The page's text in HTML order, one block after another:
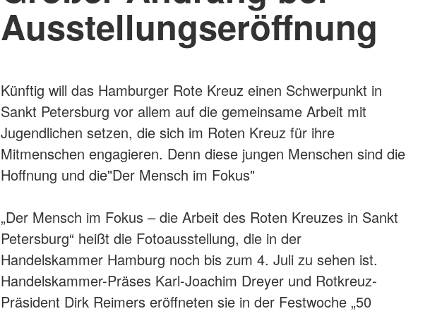
Ausstellungseröffnung
Künftig will das Hamburger Rote Kreuz einen Schwerpunkt in
Sankt Petersburg vor allem auf die gemeinsame Arbeit mit
Jugendlichen setzen, die sich im Roten Kreuz für ihre
Mitmenschen engagieren. Denn diese jungen Menschen sind die
Hoffnung und die"Der Mensch im Fokus"
„Der Mensch im Fokus – die Arbeit des Roten Kreuzes in Sankt
Petersburg“ heißt die Fotoausstellung, die in der
Handelskammer Hamburg noch bis zum 4. Juli zu sehen ist.
Handelskammer-Präses Karl-Joachim Dreyer und Rotkreuz-
Präsident Dirk Reimers eröffneten sie in der Festwoche „50